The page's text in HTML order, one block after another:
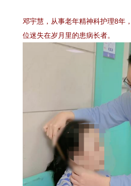
邓宇慧，从事老年精神科护理8年
位迷失在岁月里的患病长者。